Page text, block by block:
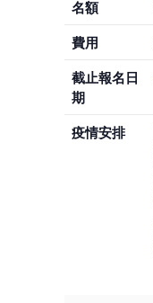
名額
費用
截止報名日
期
疫情安排